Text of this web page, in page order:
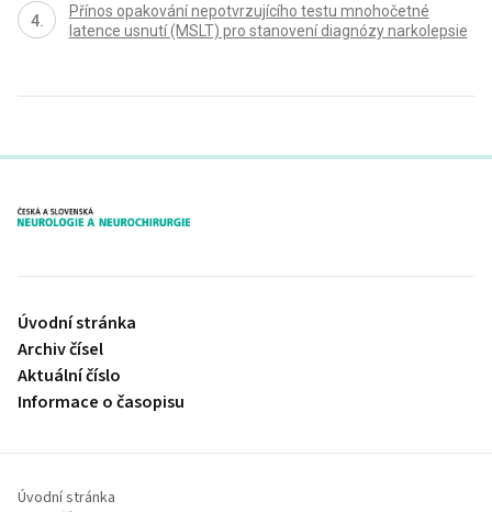
Přínos opakování nepotvrzujícího testu mnohočetné
latence usnutí (MSLT) pro stanovení dia­gnózy narkolepsie
proLékaře.cz
Úvodní stránka
Archiv čísel
Aktuální číslo
Informace o časopisu
Úvodní stránka